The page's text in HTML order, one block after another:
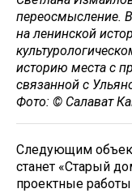
переосмысление.
на ленинской
историю места с
связанной с
Фото: © Салават
Следующим
станет «Старый
проектные